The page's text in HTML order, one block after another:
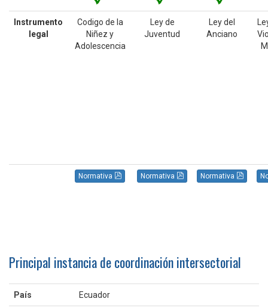
Instrumento
legal
Codigo de la
Niñez y
Adolescencia
Ley de
Juventud
Ley del
Anciano
Normativa Normativa Normativa
Principal instancia de coordinación intersectorial
País Ecuador